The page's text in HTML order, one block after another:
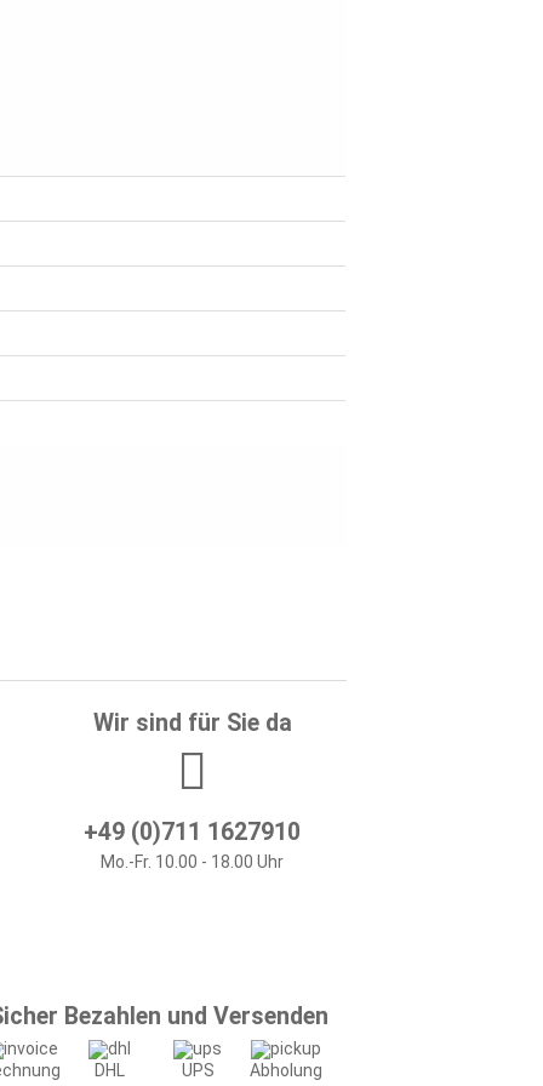
Wir sind für Sie da
+49 (0)711 1627910
Mo.-Fr. 10.00 - 18.00 Uhr
Bezahlen und Versenden
DHL UPS Abholung